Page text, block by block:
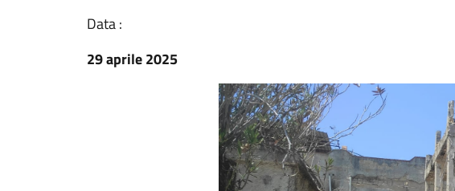
Data :
29 aprile 2025